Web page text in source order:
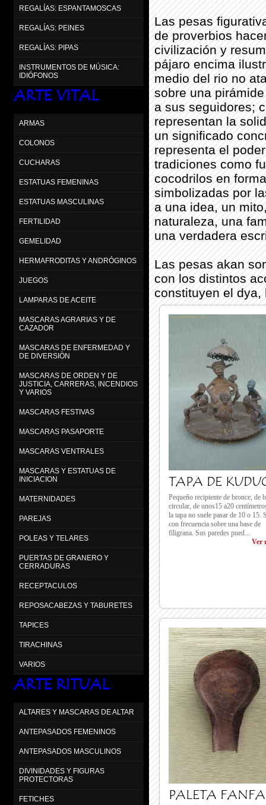
Las pesas
de proverbios
civilización y
pájaro encima
medio del rio no
sobre una
a sus seguidores;
representan la
un significado
representa el
tradiciones como
cocodrilos en
simbolizadas por
a una idea, un
naturaleza, una
una verdadera
Las pesas akan
con los distintos
constituyen el dya,
TAPA DE
Pequeño recipiente de bronce, de
circular, de unos15 a20
la tapa no suele pasar de 10 o 15.
con frecuencia sobre una base de
filigrana. Sus paredes pued...
Ver
PALETA FANFA
REGALÍAS: ESPANTAMOSCAS
REGALÍAS: PEINES
REGALÍAS: PIPAS
INSTRUMENTOS DE MÚSICA:
IDIÓFONOS
ARTE VITAL
ARMAS
COLONOS
CUCHARAS
ESTATUAS FEMENINAS
ESTATUAS MASCULINAS
FERTILIDAD
GEMELIDAD
HERMAFRODITAS Y ANDRÓGINOS
JUEGOS
LAMPARAS DE ACEITE
MASCARAS AGRARIAS Y DE
CAZADOR
MASCARAS DE ENFERMEDAD Y
DE DIVERSIÒN
MASCARAS DE ORDEN Y DE
JUSTICIA, CARRERAS, INCENDIOS
Y VARIOS
MASCARAS FESTIVAS
MASCARAS PASAPORTE
MASCARAS VENTRALES
MASCARAS Y ESTATUAS DE
INICIACION
MATERNIDADES
PAREJAS
POLEAS Y TELARES
PUERTAS DE GRANERO Y
CERRADURAS
RECEPTACULOS
REPOSACABEZAS Y TABURETES
TAPICES
TIRACHINAS
VARIOS
ARTE RITUAL
ALTARES Y MASCARAS DE ALTAR
ANTEPASADOS FEMENINOS
ANTEPASADOS MASCULINOS
DIVINIDADES Y FIGURAS
PROTECTORAS
FETICHES